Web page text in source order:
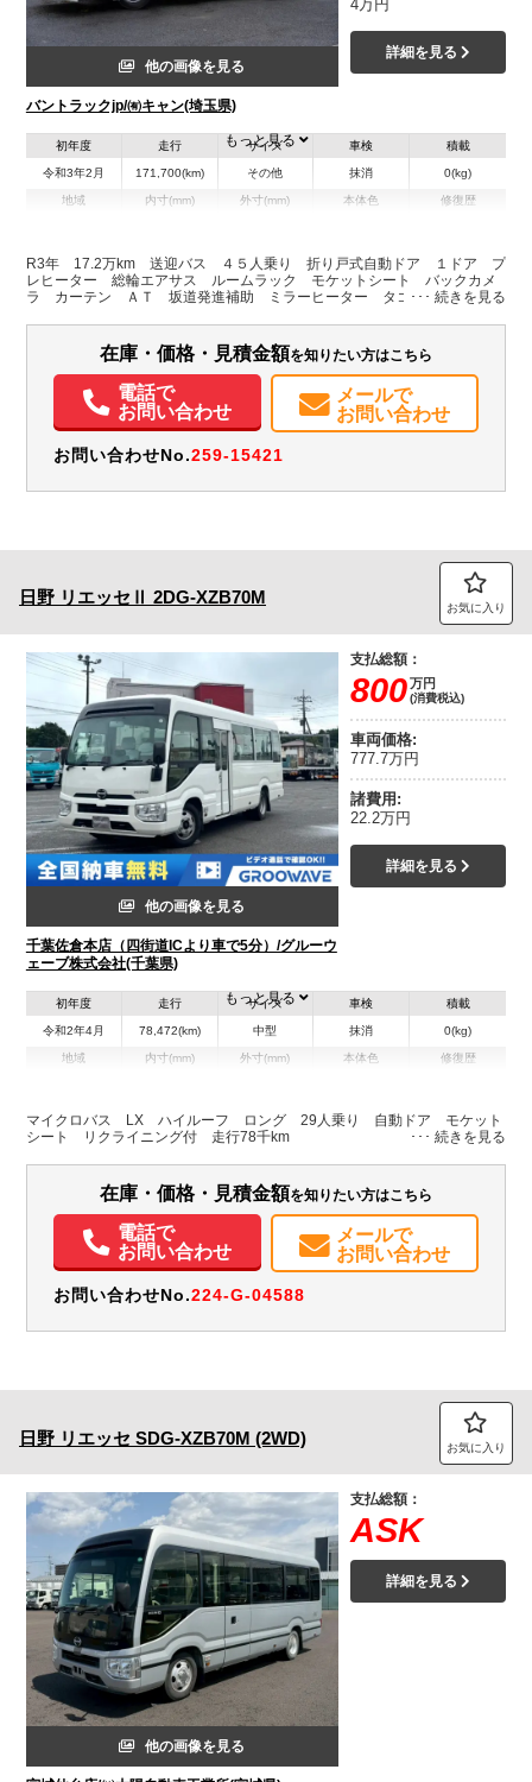
他の画像を見る
バントラックjp/㈲キャン(埼玉県)
4万円
詳細を見る
初年度
令和3年2月
走行
171,700(km)
サイズ
その他
車検
抹消
積載
0(kg)
地域 内寸(mm) 外寸(mm)
H:3,040
本体色 修復歴
装備情報
もっと見る
R3年 17.2万km 送迎バス ４５人乗り 折り戸式自動ドア １ドア プ
レヒーター 総輪エアサス ルームラック モケットシート バックカメ
ラ カーテン ＡＴ 坂道発進補助 ミラーヒーター タコグラフ 車両
在庫・価格・見積金額を知りたい方はこちら
電話で
お問い合わせ
メールで
お問い合わせ
お問い合わせNo.259-15421
日野 リエッセⅡ 2DG-XZB70M お気に入り
他の画像を見る
千葉佐倉本店（四街道ICより車で5分）/グルーウ
ェーブ株式会社(千葉県)
支払総額：
800万円
(消費税込)
車両価格:
777.7万円
諸費用:
22.2万円
詳細を見る
初年度
令和2年4月
走行
78,472(km)
サイズ
中型
車検
抹消
積載
0(kg)
地域 内寸(mm) 外寸(mm)
H:2,630
本体色 修復歴
パワステ ABS エアバッグ 電動格納ミラー
バックモニター
取扱説明書（一部含む）
もっと見る
マイクロバス LX ハイルーフ ロング 29人乗り 自動ドア モケット
シート リクライニング付 走行78千km
在庫・価格・見積金額を知りたい方はこちら
電話で
お問い合わせ
メールで
お問い合わせ
お問い合わせNo.224-G-04588
日野 リエッセ SDG-XZB70M (2WD) お気に入り
他の画像を見る
支払総額：
ASK
詳細を見る